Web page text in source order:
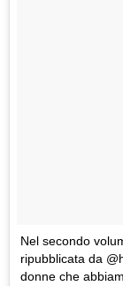
Nel secondo
ripubblicata da
donne che